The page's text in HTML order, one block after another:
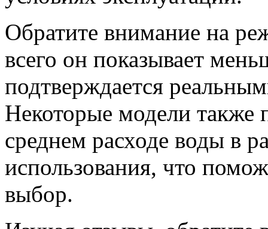
Обратите внимание на
всего он показывает
подтверждается
Некоторые модели
среднем расходе воды в
использования, что
выбор.